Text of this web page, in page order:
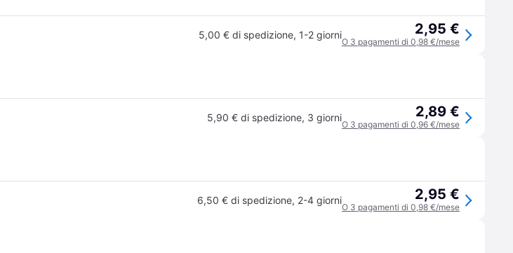
5,00 € di spedizione, 1-2 giorni 2,95 €
O 3 pagamenti di 0,98 €/mese
5,90 € di spedizione, 3 giorni 2,89 €
O 3 pagamenti di 0,96 €/mese
6,50 € di spedizione, 2-4 giorni 2,95 €
O 3 pagamenti di 0,98 €/mese